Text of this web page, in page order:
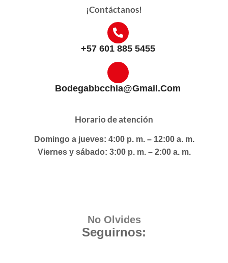
¡Contáctanos!
+57 601 885 5455
Bodegabbcchia@gmail.com
Horario de atención
Domingo a jueves: 4:00 p. m. – 12:00 a. m.
Viernes y sábado: 3:00 p. m. – 2:00 a. m.
No Olvides
Seguirnos: